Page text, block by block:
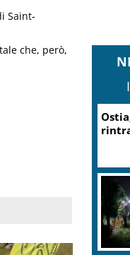
Saint-
che, però,